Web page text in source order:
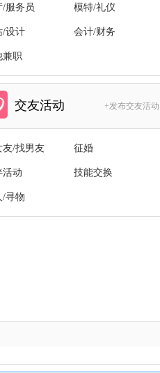
/服务员 模特/礼仪
/设计 会计/财务
兼职
交友活动 +发布交友活动
友/找男友 征婚
活动 技能交换
/寻物